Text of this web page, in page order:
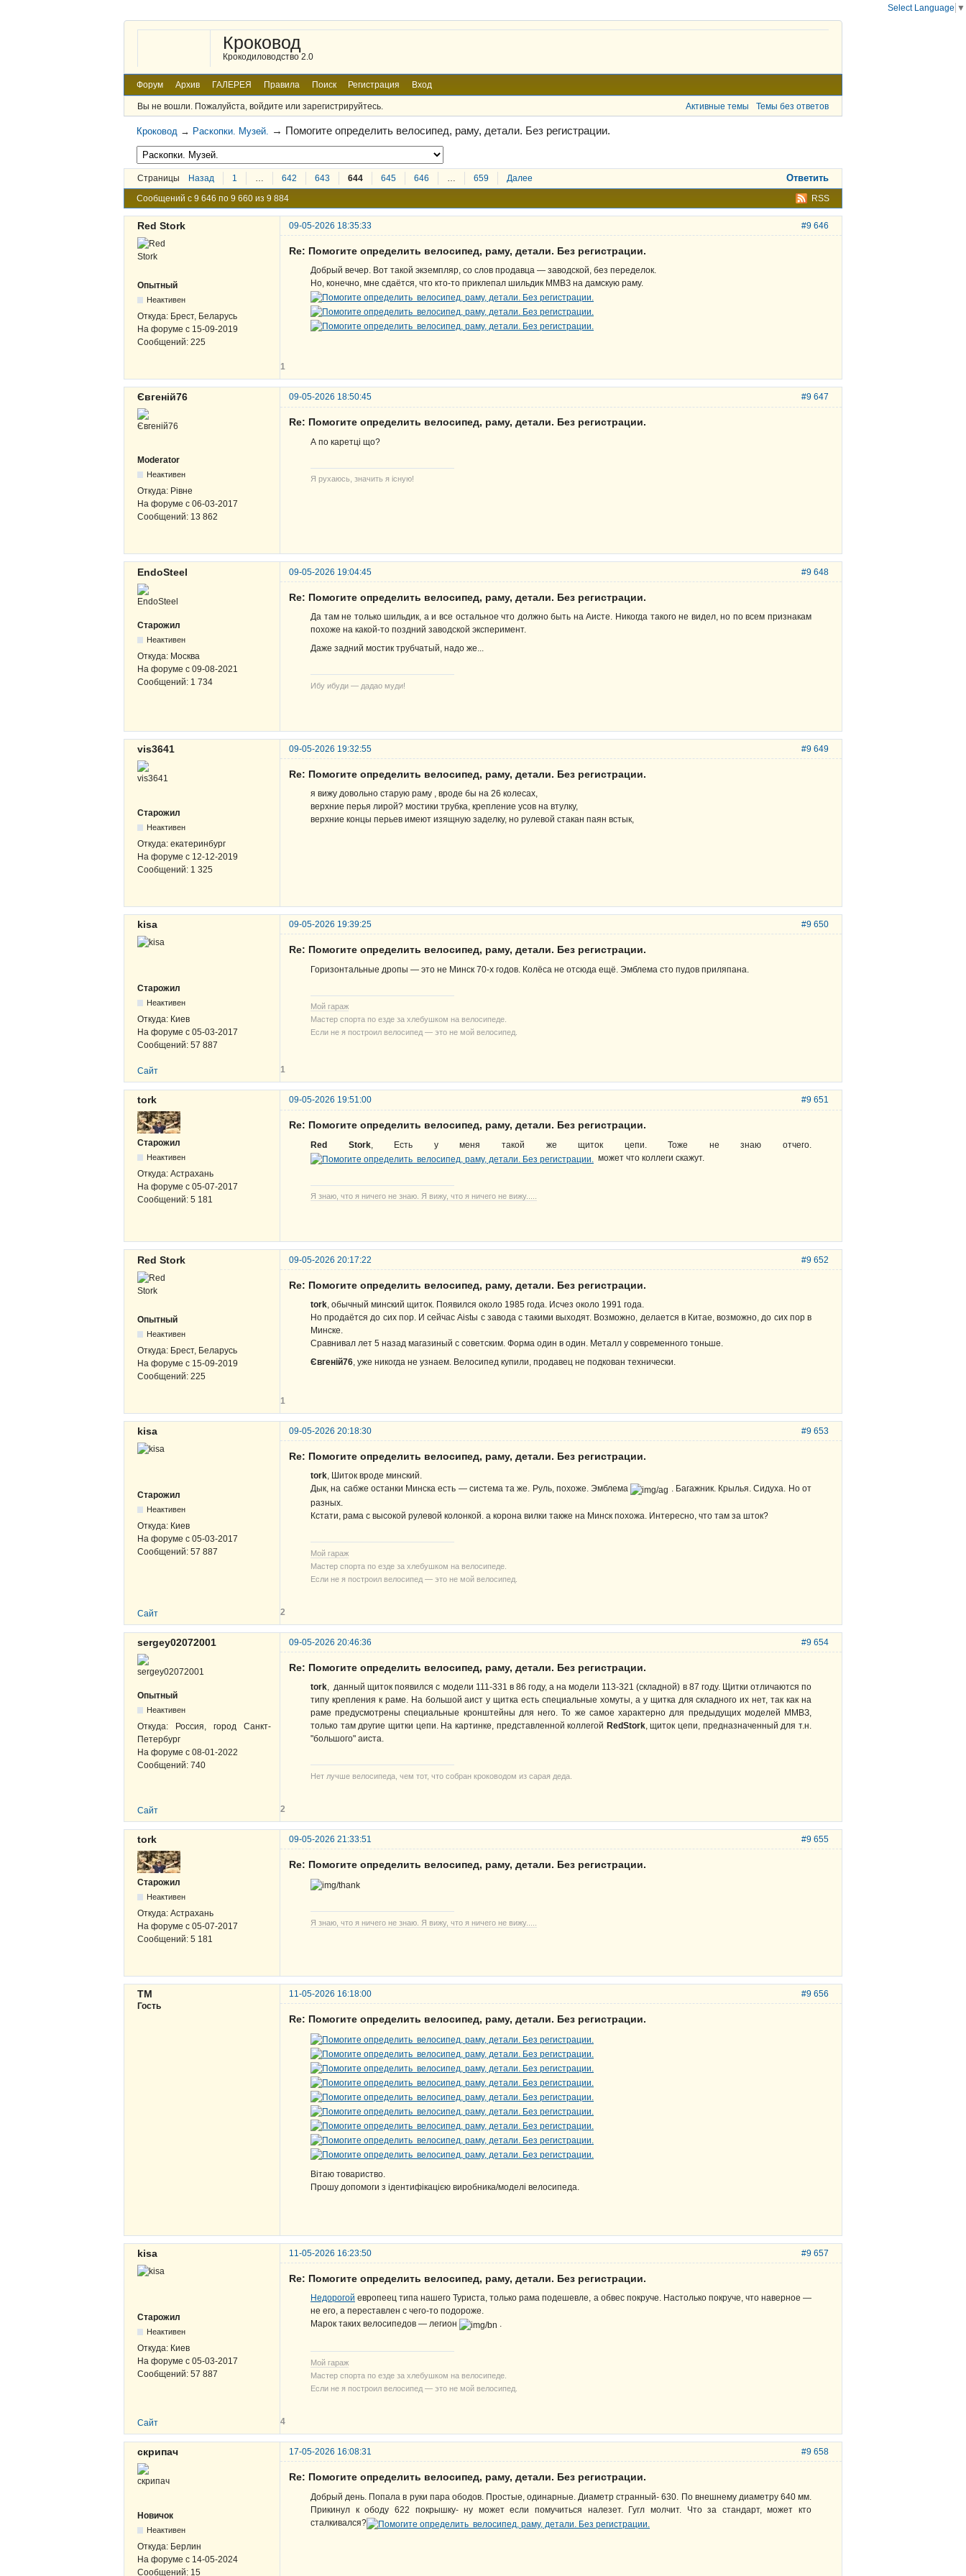
Кроковод
Крокодиловодство 2.0
Форум Архив ГАЛЕРЕЯ Правила Поиск Регистрация Вход
Вы не вошли. Пожалуйста, войдите или зарегистрируйтесь. Активные темы Темы без ответов
Кроковод → Раскопки. Музей. → Помогите определить велосипед, раму, детали. Без регистрации.
Страницы Назад 1 … 642 643 644 645 646 … 659 Далее Ответить
RSS
Сообщений с 9 646 по 9 660 из 9 884
#9 646
Red Stork 09-05-2026 18:35:33
Опытный
Неактивен
Откуда: Брест, Беларусь
На форуме с 15-09-2019
Сообщений: 225
Re: Помогите определить велосипед, раму, детали. Без регистрации.
Добрый вечер. Вот такой экземпляр, со слов продавца — заводской, без переделок.
Но, конечно, мне сдаётся, что кто-то приклепал шильдик ММВЗ на дамскую раму.
1
#9 647
Євгеній76 09-05-2026 18:50:45
Moderator
Неактивен
Откуда: Рівне
На форуме с 06-03-2017
Сообщений: 13 862
Re: Помогите определить велосипед, раму, детали. Без регистрации.
А по каретці що?
Я рухаюсь, значить я існую!
#9 648
EndoSteel 09-05-2026 19:04:45
Старожил
Неактивен
Откуда: Москва
На форуме с 09-08-2021
Сообщений: 1 734
Re: Помогите определить велосипед, раму, детали. Без регистрации.
Да там не только шильдик, а и все остальное что должно быть на Аисте. Никогда такого не видел, но по всем признакам
похоже на какой-то поздний заводской эксперимент.
Даже задний мостик трубчатый, надо же...
Ибу ибуди — дадао муди!
#9 649
vis3641 09-05-2026 19:32:55
Старожил
Неактивен
Откуда: екатеринбург
На форуме с 12-12-2019
Сообщений: 1 325
Re: Помогите определить велосипед, раму, детали. Без регистрации.
я вижу довольно старую раму , вроде бы на 26 колесах,
верхние перья лирой? мостики трубка, крепление усов на втулку,
верхние концы перьев имеют изящную заделку, но рулевой стакан паян встык,
#9 650
kisa 09-05-2026 19:39:25
Старожил
Неактивен
Откуда: Киев
На форуме с 05-03-2017
Сообщений: 57 887
Re: Помогите определить велосипед, раму, детали. Без регистрации.
Горизонтальные дропы — это не Минск 70-х годов. Колёса не отсюда ещё. Эмблема сто пудов приляпана.
Мой гараж
Мастер спорта по езде за хлебушком на велосипеде.
Если не я построил велосипед — это не мой велосипед.
Сайт 1
#9 651
tork 09-05-2026 19:51:00
Старожил
Неактивен
Откуда: Астрахань
На форуме с 05-07-2017
Сообщений: 5 181
Re: Помогите определить велосипед, раму, детали. Без регистрации.
Red Stork, Есть у меня такой же щиток цепи. Тоже не знаю отчего.
может что коллеги скажут.
Я знаю, что я ничего не знаю. Я вижу, что я ничего не вижу.....
#9 652
Red Stork 09-05-2026 20:17:22
Опытный
Неактивен
Откуда: Брест, Беларусь
На форуме с 15-09-2019
Сообщений: 225
Re: Помогите определить велосипед, раму, детали. Без регистрации.
tork, обычный минский щиток. Появился около 1985 года. Исчез около 1991 года.
Но продаётся до сих пор. И сейчас Aistы с завода с такими выходят. Возможно, делается в Китае, возможно, до сих пор в
Минске.
Сравнивал лет 5 назад магазиный с советским. Форма один в один. Металл у современного тоньше.
Євгеній76, уже никогда не узнаем. Велосипед купили, продавец не подкован технически.
1
#9 653
kisa 09-05-2026 20:18:30
Старожил
Неактивен
Откуда: Киев
На форуме с 05-03-2017
Сообщений: 57 887
Re: Помогите определить велосипед, раму, детали. Без регистрации.
tork, Шиток вроде минский.
Дык, на сабже останки Минска есть — система та же. Руль, похоже. Эмблема
. Багажник. Крылья. Сидуха. Но от
разных.
Кстати, рама с высокой рулевой колонкой. а корона вилки также на Минск похожа. Интересно, что там за шток?
Мой гараж
Мастер спорта по езде за хлебушком на велосипеде.
Если не я построил велосипед — это не мой велосипед.
Сайт 2
#9 654
sergey02072001 09-05-2026 20:46:36
Опытный
Неактивен
Откуда: Россия, город Санкт-
Петербург
На форуме с 08-01-2022
Сообщений: 740
Re: Помогите определить велосипед, раму, детали. Без регистрации.
tork, данный щиток появился с модели 111-331 в 86 году, а на модели 113-321 (складной) в 87 году. Щитки отличаются по
типу крепления к раме. На большой аист у щитка есть специальные хомуты, а у щитка для складного их нет, так как на
раме предусмотрены специальные кронштейны для него. То же самое характерно для предыдущих моделей ММВЗ,
только там другие щитки цепи. На картинке, представленной коллегой RedStork, щиток цепи, предназначенный для т.н.
"большого" аиста.
Нет лучше велосипеда, чем тот, что собран кроководом из сарая деда.
Сайт 2
#9 655
tork 09-05-2026 21:33:51
Старожил
Неактивен
Откуда: Астрахань
На форуме с 05-07-2017
Сообщений: 5 181
Re: Помогите определить велосипед, раму, детали. Без регистрации.
Я знаю, что я ничего не знаю. Я вижу, что я ничего не вижу.....
#9 656
ТМ
11-05-2026 16:18:00
Гость
Re: Помогите определить велосипед, раму, детали. Без регистрации.
Вітаю товариство.
Прошу допомоги з ідентифікацією виробника/моделі велосипеда.
#9 657
kisa 11-05-2026 16:23:50
Старожил
Неактивен
Откуда: Киев
На форуме с 05-03-2017
Сообщений: 57 887
Re: Помогите определить велосипед, раму, детали. Без регистрации.
Недорогой европеец типа нашего Туриста, только рама подешевле, а обвес покруче. Настолько покруче, что наверное —
не его, а переставлен с чего-то подороже.
Марок таких велосипедов — легион
.
Мой гараж
Мастер спорта по езде за хлебушком на велосипеде.
Если не я построил велосипед — это не мой велосипед.
Сайт 4
#9 658
скрипач 17-05-2026 16:08:31
Новичок
Неактивен
Откуда: Берлин
На форуме с 14-05-2024
Сообщений: 15
Re: Помогите определить велосипед, раму, детали. Без регистрации.
Добрый день. Попала в руки пара ободов. Простые, одинарные. Диаметр странный- 630. По внешнему диаметру 640 мм.
Прикинул к ободу 622 покрышку- ну может если помучиться налезет. Гугл молчит. Что за стандарт, может кто
сталкивался?
Select Language ▼